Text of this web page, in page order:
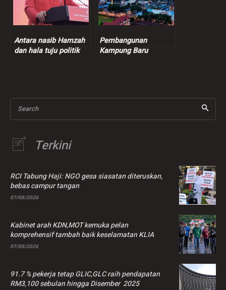
Antara nasib Hamzah
dan hala tuju politik
Pembangunan
Kampung Baru
Search
Terkini
RCI Tabung Haji: NGO gesa siasatan diteruskan,
bebas campur tangan
07/08/2026
Kabinet arah KDN,MOT kemuka pelan
komprehensif tambah baik keselamatan KLIA
07/08/2026
91.7 % pekerja tetap GLIC,GLC raih pendapatan
RM3,100 sebulan hingga Disember 2025